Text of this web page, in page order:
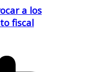
a los
fiscal